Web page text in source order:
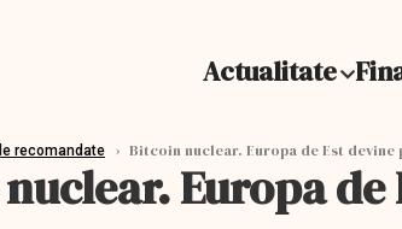
Actualitate
recomandate › Bitcoin nuclear. Europa de Est
Europa